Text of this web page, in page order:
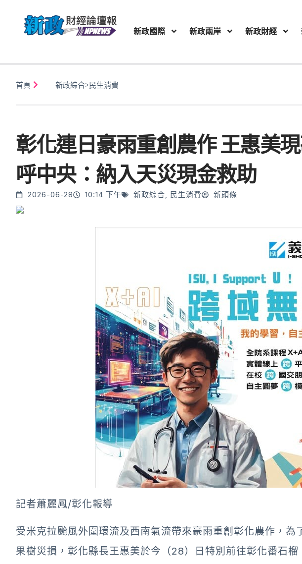
新政國際 新政兩岸 新政財經
首頁 新政綜合>民生消費
彰化連日豪雨重創農作 王惠美
呼中央：納入天災現金救助
2026-06-28 10:14 下午 新政綜合, 民生消費 新頭條
記者蕭麗鳳/彰化報導
受米克拉颱風外圍環流及西南氣流帶來豪雨重創彰化農作，為
果樹災損，彰化縣長王惠美於今（28）日特別前往彰化番石榴